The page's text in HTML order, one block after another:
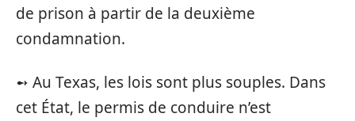
de prison à partir de la deuxième
condamnation.
➻ Au Texas, les lois sont plus souples. Dans
cet État, le permis de conduire n’est